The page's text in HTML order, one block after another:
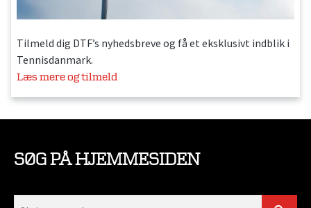
Tilmeld dig DTF’s nyhedsbreve og få et eksklusivt indblik i
Tennisdanmark.
Læs mere og tilmeld
SØG PÅ HJEMMESIDEN